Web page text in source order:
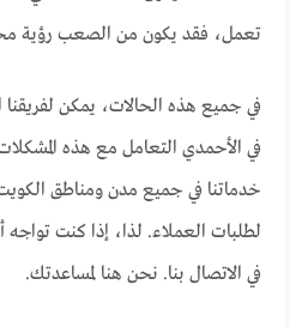
تعمل، فقد يكون من الصعب رؤية
في جميع هذه الحالات، يمكن
في الأحمدي التعامل مع هذه
خدماتنا في جميع مدن ومناطق
لطلبات العملاء. لذا، إذا كنت
في الاتصال بنا. نحن هنا لمساعدتك.